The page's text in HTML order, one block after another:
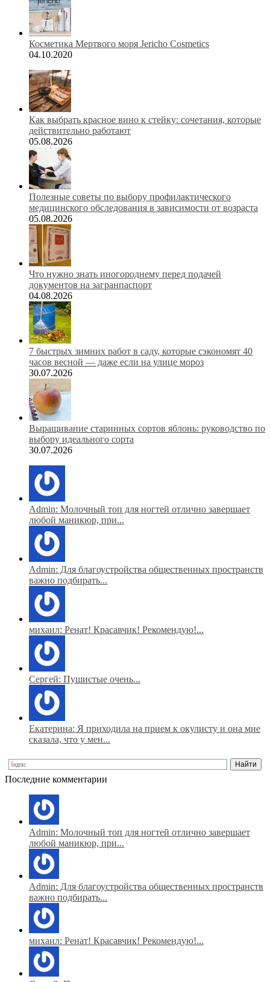
Косметика Мертвого моря Jericho Cosmetics
04.10.2020
Как выбрать красное вино к стейку: сочетания, которые
действительно работают
05.08.2026
Полезные советы по выбору профилактического
медицинского обследования в зависимости от возраста
05.08.2026
Что нужно знать иногороднему перед подачей
документов на загранпаспорт
04.08.2026
7 быстрых зимних работ в саду, которые сэкономят 40
часов весной — даже если на улице мороз
30.07.2026
Выращивание старинных сортов яблонь: руководство по
выбору идеального сорта
30.07.2026
Admin: Молочный топ для ногтей отлично завершает
любой маникюр, при...
Admin: Для благоустройства общественных пространств
важно подбирать...
михаил: Ренат! Красавчик! Рекомендую!...
Сергей: Пушистые очень...
Екатерина: Я приходила на прием к окулисту и она мне
сказала, что у мен...
Последние комментарии
Admin: Молочный топ для ногтей отлично завершает
любой маникюр, при...
Admin: Для благоустройства общественных пространств
важно подбирать...
михаил: Ренат! Красавчик! Рекомендую!...